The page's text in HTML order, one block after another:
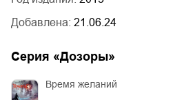
Добавлена: 21.06.24
Серия «Дозоры»
Время желаний